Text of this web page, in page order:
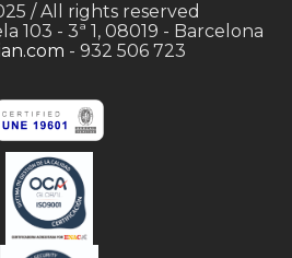
/ All rights reserved
103 - 3ª 1, 08019 - Barcelona
- 932 506 723